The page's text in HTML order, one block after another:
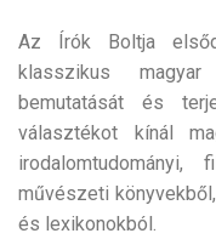
Az Írók Boltja
klasszikus
bemutatását és
választékot kínál
irodalomtudományi,
művészeti
és lexikonokból.